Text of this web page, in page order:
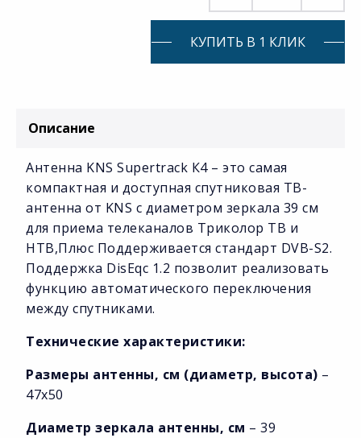
КУПИТЬ В 1 КЛИК
Описание
Антенна KNS Supertrack К4 – это самая
компактная и доступная спутниковая ТВ-
антенна от KNS с диаметром зеркала 39 см
для приема телеканалов Триколор ТВ и
НТВ,Плюс Поддерживается стандарт DVB-S2.
Поддержка DisEqc 1.2 позволит реализовать
функцию автоматического переключения
между спутниками.
Технические характеристики:
Размеры антенны, см (диаметр, высота) –
47х50
Диаметр зеркала антенны, см – 39